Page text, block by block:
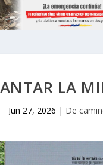
LA
Jun 27, 2026 | De